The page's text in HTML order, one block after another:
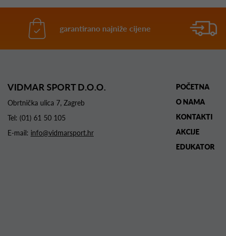
garantirano najniže cijene
VIDMAR SPORT D.O.O.
Obrtnička ulica 7, Zagreb
Tel: (01) 61 50 105
E-mail: info@vidmarsport.hr
POČETNA
O NAMA
KONTAKTI
AKCIJE
EDUKATOR